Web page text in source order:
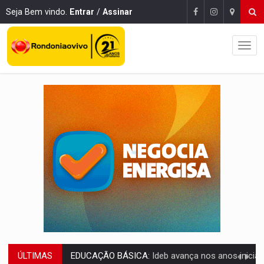
Seja Bem vindo. Entrar / Assinar
ÚLTIMAS CONTA DIFÍCIL:Com as novidades na corrida ao Senado as contas